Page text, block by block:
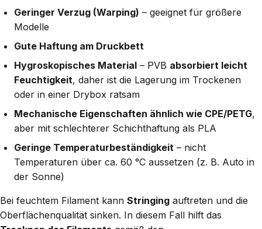
Geringer Verzug (Warping) – geeignet für größere
Modelle
Gute Haftung am Druckbett
Hygroskopisches Material – PVB absorbiert leicht
Feuchtigkeit, daher ist die Lagerung im Trockenen
oder in einer Drybox ratsam
Mechanische Eigenschaften ähnlich wie CPE/PETG,
aber mit schlechterer Schichthaftung als PLA
Geringe Temperaturbeständigkeit – nicht
Temperaturen über ca. 60 °C aussetzen (z. B. Auto in
der Sonne)
Bei feuchtem Filament kann Stringing auftreten und die
Oberflächenqualität sinken. In diesem Fall hilft das